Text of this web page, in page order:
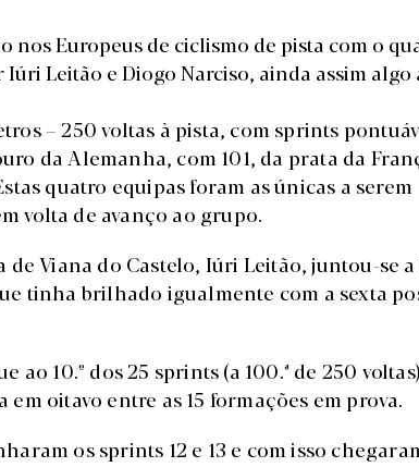
nos Europeus de ciclismo de pista com o
Leitão e Diogo Narciso, ainda assim algo
– 250 voltas à pista, com sprints
da Alemanha, com 101, da prata da
quatro equipas foram as únicas a serem
volta de avanço ao grupo.
Viana do Castelo, Iúri Leitão, juntou-se
tinha brilhado igualmente com a sexta
ao 10.º dos 25 sprints (a 100.ª de 250
oitavo entre as 15 formações em prova.
os sprints 12 e 13 e com isso